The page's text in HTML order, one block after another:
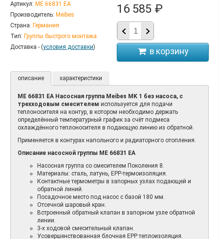
Артикул: ME 66831 EA
Производитель: Meibes
Страна: Германия
Тип: Группы быстрого монтажа
Доставка - (условия доставки)
16 585 ₽
описание характеристики
ME 66831 EA Насосная группа Meibes MK 1 без насоса, с
трехходовым смесителем используется для подачи
теплоносителя на контур, в котором необходимо держать
определённый температурный график за счёт подмеса
охлаждённого теплоносителя в подающую линию из обратной.
Применяется в контурах напольного и радиаторного отопления.
Описание насосной группы ME 66831 EA
Насосная группа со смесителем Поколения 8.
Материалы: сталь, латунь, EPP-термоизоляция.
Контактные термометры в запорных узлах подающей и
обратной линий.
Посадочное место под насос с базой 180 мм.
Отсечной шаровый кран.
Встроенный обратный клапан в запорном узле обратной
линии.
3-х ходовой смесительный клапан.
Усовершенствованная блочная EPP теплоизоляция.